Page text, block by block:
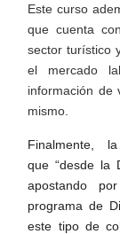
Este curso
que cuenta
sector turístico
el mercado
información de
mismo.
Finalmente,
que “desde la
apostando
programa de
este tipo de